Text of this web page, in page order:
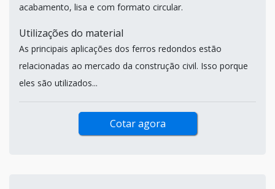
acabamento, lisa e com formato circular.
Utilizações do material
As principais aplicações dos ferros redondos estão
relacionadas ao mercado da construção civil. Isso porque
eles são utilizados...
Cotar agora